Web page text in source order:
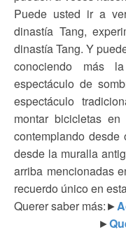
Puede usted ir a
dinastía Tang,
dinastía Tang. Y
conociendo más
espectáculo de
espectáculo
montar bicicletas
contemplando
desde la muralla
arriba mencionadas
recuerdo único en
Querer saber más:►
►